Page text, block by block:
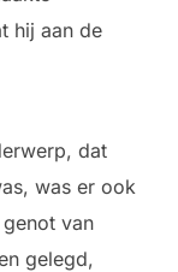
hij aan de
dat
was er ook
van
gelegd,